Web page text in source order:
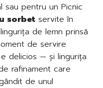
sau pentru un Picnic
sorbet servite în
de lemn prinsă
de servire
delicios — și lingurița
rafinament care
de unul